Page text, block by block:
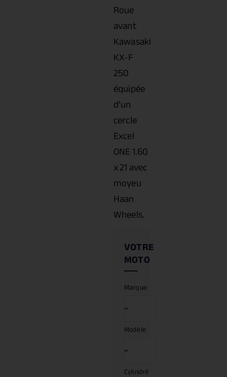
Roue
avant
Kawasaki
KX-F
250
équipée
d’un
cercle
Excel
ONE 1.60
x 21 avec
moyeu
Haan
Wheels.
Marque
Modèle
Cylindré